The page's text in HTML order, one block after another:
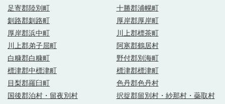
足寄郡陸別町
十勝郡浦幌町
釧路郡釧路町
厚岸郡厚岸町
厚岸郡浜中町
川上郡標茶町
川上郡弟子屈町
阿寒郡鶴居村
白糠郡白糠町
野付郡別海町
標津郡中標津町
標津郡標津町
目梨郡羅臼町
色丹郡色丹村
国後郡泊村・留夜別村
択捉郡留別村・紗那村・蘂取村